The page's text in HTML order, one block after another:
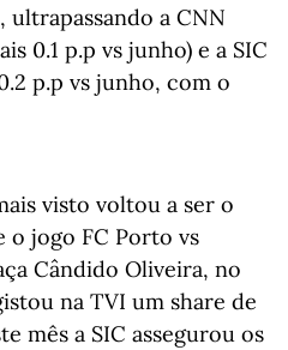
ultrapassando a CNN
0.1 p.p vs junho) e a SIC
p.p vs junho, com o
visto voltou a ser o
o jogo FC Porto vs
Cândido Oliveira, no
na TVI um share de
mês a SIC assegurou os